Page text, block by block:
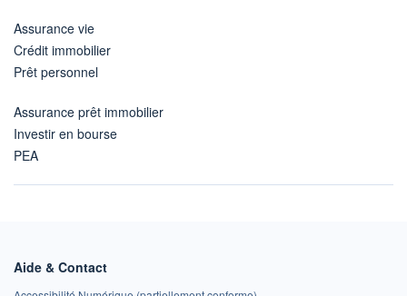
Assurance vie
Crédit immobilier
Prêt personnel
Assurance prêt immobilier
Investir en bourse
PEA
Aide & Contact